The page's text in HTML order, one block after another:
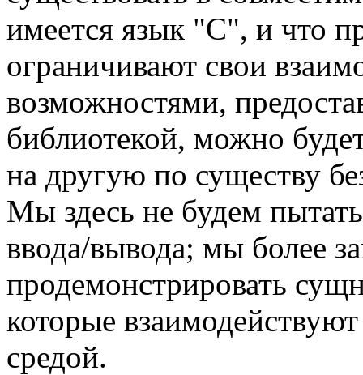
имеется язык "C", и что
ограничивают свои
возможностями,
библиотекой, можно
на другую по существу
Мы здесь не будем
ввода/вывода; мы более
продемонстрировать
которые
средой.